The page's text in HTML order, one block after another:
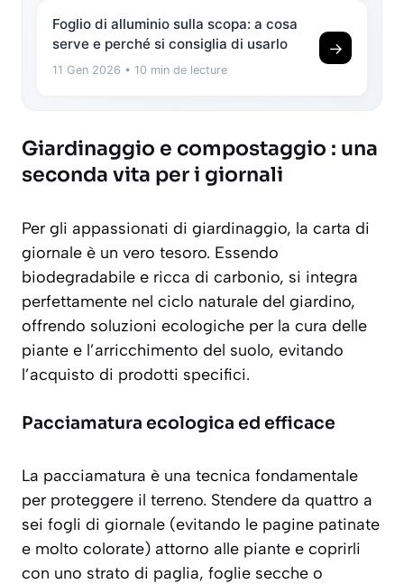
Foglio di alluminio sulla scopa: a cosa
serve e perché si consiglia di usarlo
11 Gen 2026 • 10 min de lecture
→
Giardinaggio e compostaggio : una
seconda vita per i giornali
Per gli appassionati di giardinaggio, la carta di
giornale è un vero tesoro. Essendo
biodegradabile e ricca di carbonio, si integra
perfettamente nel ciclo naturale del giardino,
offrendo soluzioni ecologiche per la cura delle
piante e l’arricchimento del suolo, evitando
l’acquisto di prodotti specifici.
Pacciamatura ecologica ed efficace
La pacciamatura è una tecnica fondamentale
per proteggere il terreno. Stendere da quattro a
sei fogli di giornale (evitando le pagine patinate
e molto colorate) attorno alle piante e coprirli
con uno strato di paglia, foglie secche o